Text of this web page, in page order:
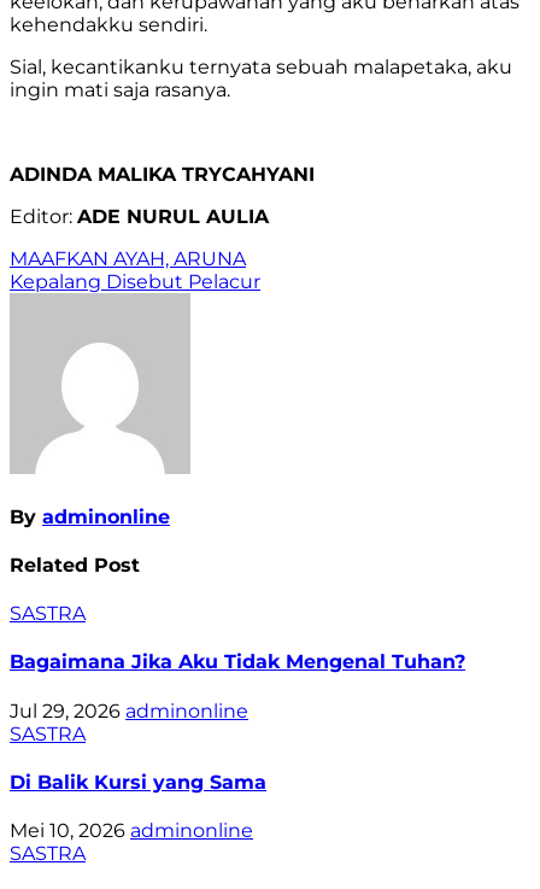
kehendakku sendiri.
Sial, kecantikanku ternyata sebuah malapetaka, aku
ingin mati saja rasanya.
ADINDA MALIKA TRYCAHYANI
Editor: ADE NURUL AULIA
Navigasi
pos
MAAFKAN AYAH, ARUNA
Kepalang Disebut Pelacur
By adminonline
Related Post
SASTRA
Bagaimana Jika Aku Tidak Mengenal Tuhan?
Jul 29, 2026 adminonline
SASTRA
Di Balik Kursi yang Sama
Mei 10, 2026 adminonline
SASTRA